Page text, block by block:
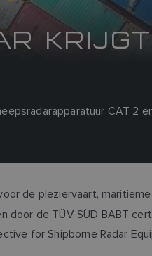
KRIJGT
CAT 2
de pleziervaart,
door de TÜV SÜD BABT
for Shipborne Radar